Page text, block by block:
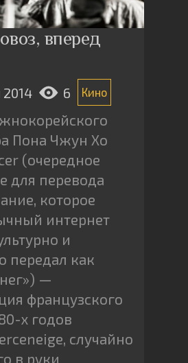
вперед
6 Кино
Пона Чжун Хо
(очередное
для перевода
которое
интернет
и
передал как
—
французского
х годов
случайно
в руки